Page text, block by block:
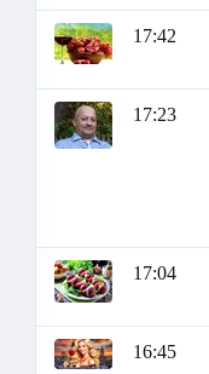
17:42
17:23
17:04
16:45